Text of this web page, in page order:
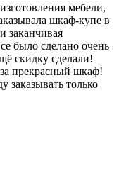
мебели,
шкаф-купе в
заканчивая
было сделано очень
скидку сделали!
за прекрасный шкаф!
заказывать только